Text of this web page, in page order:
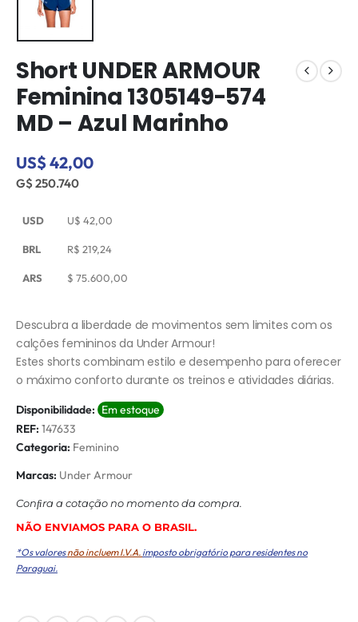
Short UNDER ARMOUR
Feminina 1305149-574
MD – Azul Marinho
US$ 42,00
G$ 250.740
USD U$ 42,00
BRL R$ 219,24
ARS $ 75.600,00
Descubra a liberdade de movimentos sem limites com os
calções femininos da Under Armour!
Estes shorts combinam estilo e desempenho para oferecer
o máximo conforto durante os treinos e atividades diárias.
Disponibilidade: Em estoque
REF: 147633
Categoria: Feminino
Marcas: Under Armour
Conﬁra a cotação no momento da compra.
NÃO ENVIAMOS PARA O BRASIL.
*Os valoresnão incluem I.V.A. imposto obrigatório para residentes no
Paraguai.